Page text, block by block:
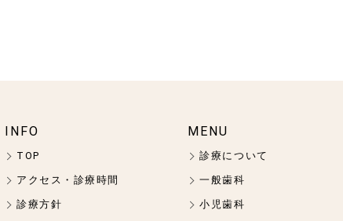
INFO
TOP
アクセス・診療時間
診療方針
MENU
診療について
一般歯科
小児歯科